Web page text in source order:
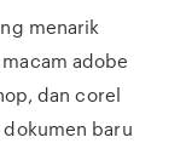
menarik
adobe
dan corel
baru